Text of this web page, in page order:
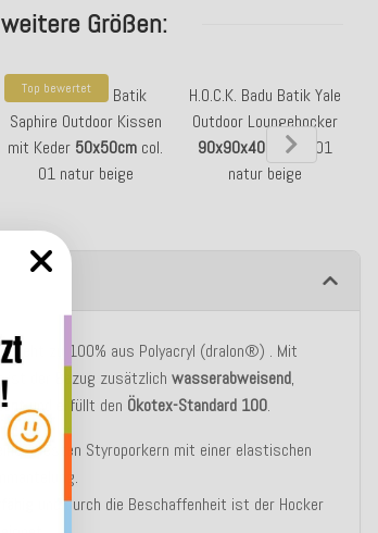
weitere Größen:
Top bewertet
H.O.C.K. Badu Batik
Saphire Outdoor Kissen
mit Keder 50x50cm col.
01 natur beige
H.O.C.K. Badu Batik Yale
Outdoor Loungehocker
90x90x40cm col. 01
natur beige
zu 100% aus Polyacryl (dralon®) . Mit
ist der Bezug zusätzlichwasserabweisend,
und erfüllt den Ökotex-Standard 100.
festen Styroporkern mit einer elastischen
und durch die Beschaffenheit ist der Hocker